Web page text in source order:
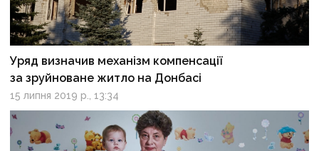
Уряд визначив механізм компенсації
за зруйноване житло на Донбасі
15 липня 2019 р., 13:34